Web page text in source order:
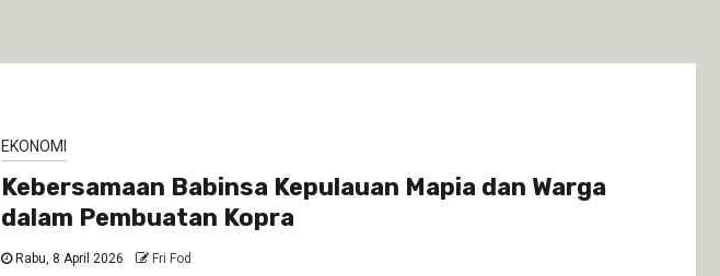
EKONOMI
Kebersamaan Babinsa Kepulauan Mapia dan Warga
dalam Pembuatan Kopra
Rabu, 8 April 2026 Fri Fod